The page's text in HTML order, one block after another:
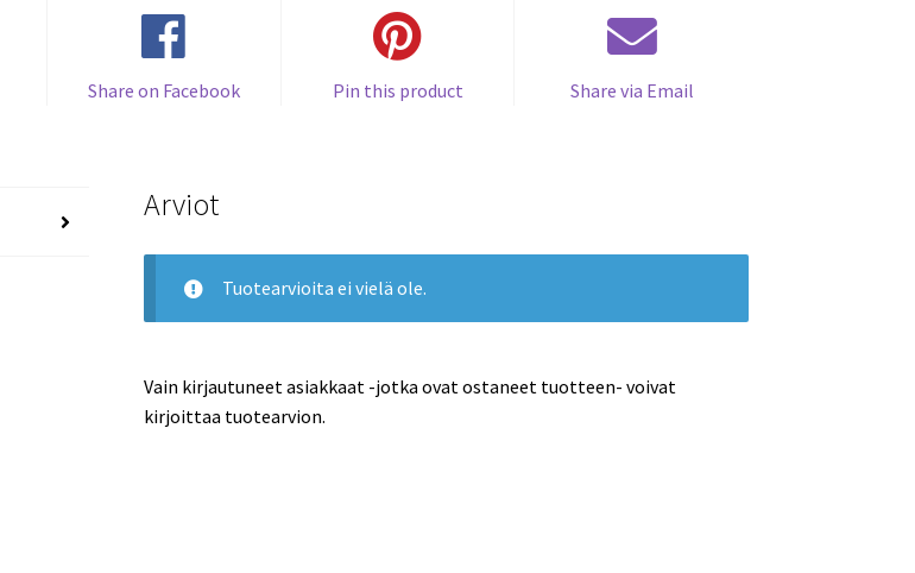
Share on Facebook Pin this product Share via Email
Arviot
Tuotearvioita ei vielä ole.
Vain kirjautuneet asiakkaat -jotka ovat ostaneet tuotteen- voivat
kirjoittaa tuotearvion.